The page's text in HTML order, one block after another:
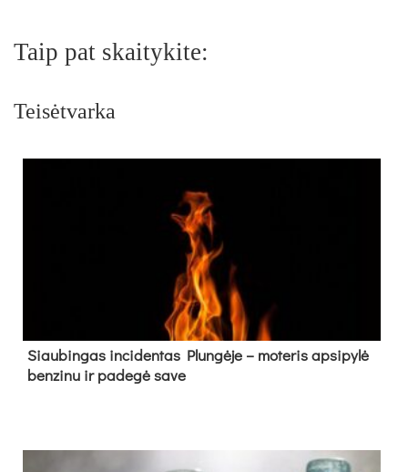
Taip pat skaitykite:
Teisėtvarka
Siau­bin­gas in­ci­den­tas Plun­gė­je – mo­te­ris ap­si­py­lė
ben­zi­nu ir pa­de­gė sa­ve